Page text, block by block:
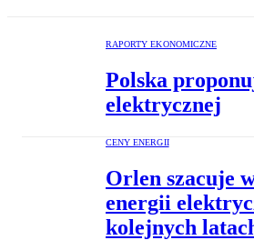
RAPORTY EKONOMICZNE
Polska
elektrycznej
CENY ENERGII
Orlen szacuje
energii
kolejnych